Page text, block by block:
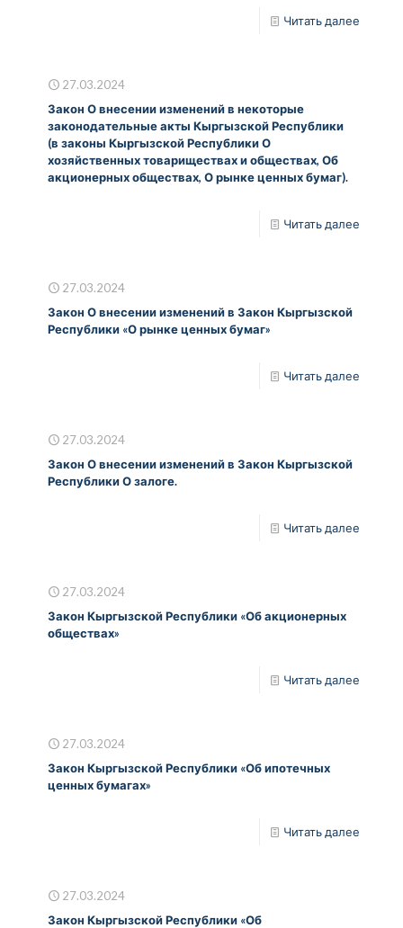
Читать далее
27.03.2024
Закон О внесении изменений в некоторые
законодательные акты Кыргызской Республики
(в законы Кыргызской Республики О
хозяйственных товариществах и обществах, Об
акционерных обществах, О рынке ценных бумаг).
Читать далее
27.03.2024
Закон О внесении изменений в Закон Кыргызской
Республики «О рынке ценных бумаг»
Читать далее
27.03.2024
Закон О внесении изменений в Закон Кыргызской
Республики О залоге.
Читать далее
27.03.2024
Закон Кыргызской Республики «Об акционерных
обществах»
Читать далее
27.03.2024
Закон Кыргызской Республики «Об ипотечных
ценных бумагах»
Читать далее
27.03.2024
Закон Кыргызской Республики «Об